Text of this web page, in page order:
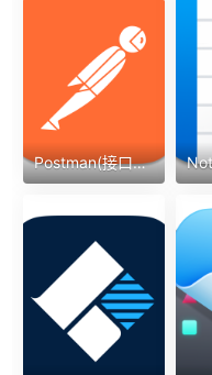
Postman(接口调试)